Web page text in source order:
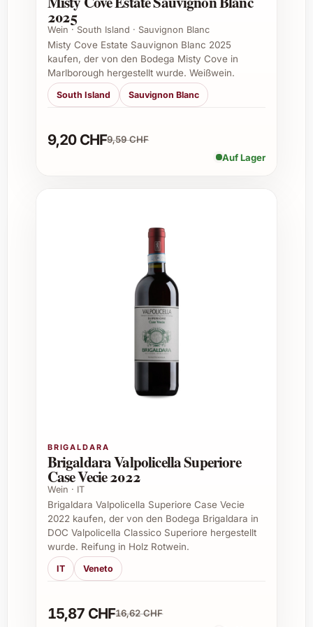
Elegante Abendessen mit Familie und
Freunden
Besondere Feierlichkeiten wie Jubiläen
oder Geburtstage
Weihnachts- und Silvesterfeste
Geschenke für Weinliebhaber und
Wann lohnt es sich, Aiurri 2022 zu
Aiurri 2022 ist ein idealer Begleiter zu
festlichen Gelegenheiten. Verschenken Sie
diesen edlen Tropfen zu Geburtstagen,
Hochzeiten, Weihnachten oder als
Dankeschön für Geschäftspartner. Seine
hochwertige Qualität und vielseitigen Aromen
machen ihn zum perfekten Präsent für jeden
2022
1. Was zeichnet Aiurri 2022 besonders aus?
Aiurri 2022 besticht durch seine harmonische
Balance von Frucht und Würze, seine feine
Struktur und die sorgfältige Auswahl der
Trauben. Dadurch entsteht ein vielseitig
genussreicher Wein, der sowohl allein als
2025
Wein · South Island · Sauvignon Blanc
Misty Cove Estate Sauvignon Blanc 2025
kaufen, der von den Bodega Misty Cove in
Marlborough hergestellt wurde. Weißwein.
South Island Sauvignon Blanc
9,20 CHF9,59 CHF
Auf Lager
BRIGALDARA
Brigaldara Valpolicella Superiore
Case Vecie 2022
Wein · IT
Brigaldara Valpolicella Superiore Case Vecie
2022 kaufen, der von den Bodega Brigaldara in
DOC Valpolicella Classico Superiore hergestellt
wurde. Reifung in Holz Rotwein.
IT Veneto
15,87 CHF16,62 CHF